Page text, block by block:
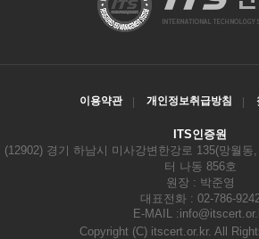
이용약관 개인정보취급방침
ITS인증원
(12902) 경기 하남시 미사강변한강로 135(망월동
터 나동 856호
원장 : 박준영
대표전화 : 02-786-
E-MAIL :
Copyright (C) itscert.or.kr. All